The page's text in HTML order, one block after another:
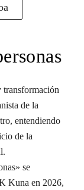
transformación
de la
entendiendo
de la
se
Kuna en 2026,